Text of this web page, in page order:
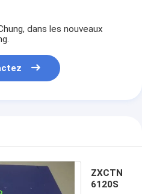
dans les nouveaux
ZXCTN
6120S